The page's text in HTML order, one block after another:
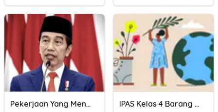
Pekerjaan Yang Menghasilkan Jasa Dan Barang IPAS Kelas 4 Barang Kebutuhan